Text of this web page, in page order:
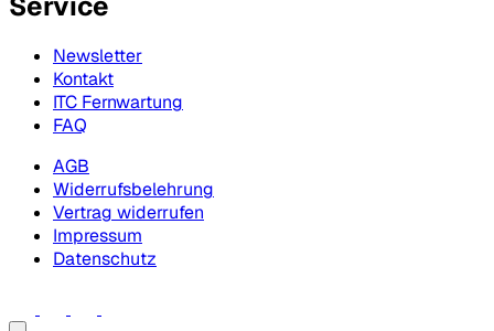
Newsletter
Kontakt
ITC Fernwartung
FAQ
AGB
Widerrufsbelehrung
Vertrag widerrufen
Impressum
Datenschutz